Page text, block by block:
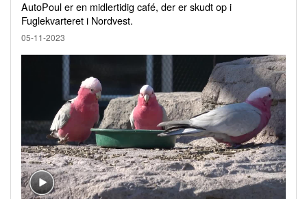
AutoPoul er en midlertidig café, der er skudt op i
Fuglekvarteret i Nordvest.
05-11-2023